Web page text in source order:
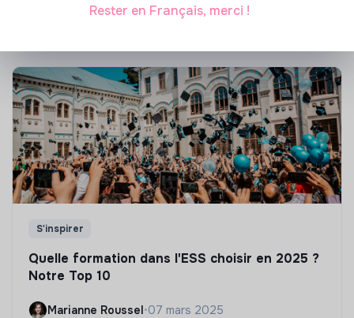
Marianne Roussel• 21 janvier 2025
S'inspirer
Quelle formation dans l'ESS choisir en 2025 ?
Notre Top 10
Marianne Roussel•07 mars 2025
Rester en Français, merci !